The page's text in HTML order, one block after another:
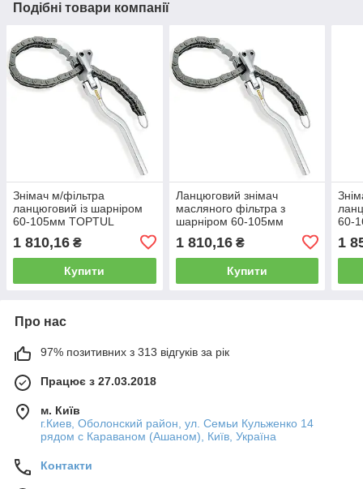
Подібні товари компанії
Знімач м/фільтра
ланцюговий із шарніром
60-105мм TOPTUL
1 810,16 ₴
Купити
Ланцюговий знімач
масляного фільтра з
шарніром 60-105мм
1 810,16₴
Купити
60-
1
Про нас
97% позитивних з 313 відгуків за рік
Працює з 27.03.2018
м. Київ
г.Киев, Оболонский район, ул. Семьи Кульженко 14
рядом с Караваном (Ашаном), Київ, Україна
Контакти